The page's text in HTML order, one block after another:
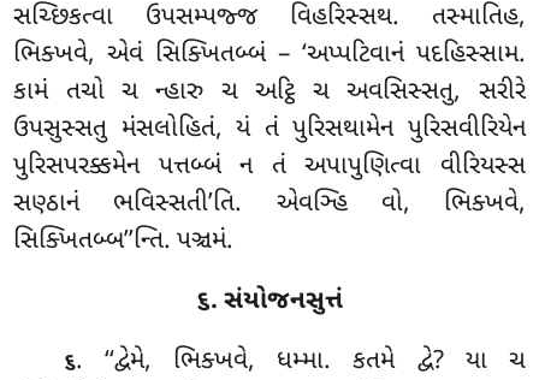
સચ્છિકત્વા ઉપસમ્પજ્જ વિહરિસ્સથ. તસ્માતિહ,
ભિક્ખવે, એવં સિક્ખિતબ્બં – ‘અપ્પટિવાનં પદહિસ્સામ.
કામં તચો ચ ન્હારુ ચ અટ્ઠિ ચ અવસિસ્સતુ, સરીરે
ઉપસુસ્સતુ મંસલોહિતં, યં તં પુરિસથામેન પુરિસવીરિયેન
પુરિસપરક્કમેન પત્તબ્બં ન તં અપાપુણિત્વા વીરિયસ્સ
સણ્ઠાનં ભવિસ્સતી’તિ. એવઞ્હિ વો, ભિક્ખવે,
સિક્ખિતબ્બ’’ન્તિ. પઞ્ચમં.
૬. સંયોજનસુત્તં
૬. ‘‘દ્વેમે, ભિક્ખવે, ધમ્મા. કતમે દ્વે? યા ચ